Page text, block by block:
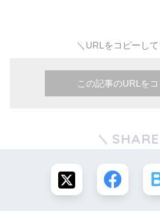
＼URLをコピーし
この記事のURLを
SHARE